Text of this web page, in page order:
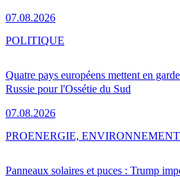
07.08.2026
Quatre pays européens mettent en
Russie pour l'Ossétie du Sud
07.08.2026
POLITIQUE
Panneaux solaires et puces : Trump
PROENERGIE,